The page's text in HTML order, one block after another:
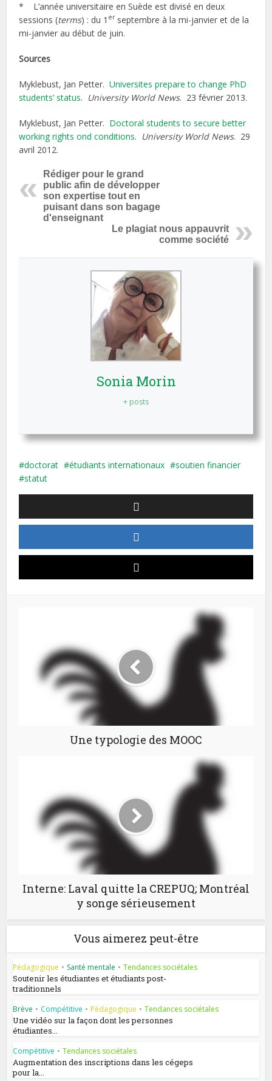
* L’année universitaire en Suède est divisé en deux
sessions (terms) : du 1 erseptembre à la mi-janvier et de la
mi-janvier au début de juin.
Sources
Myklebust, Jan Petter.Universites prepare to change PhD
students’ status. University World News. 23 février 2013.
Myklebust, Jan Petter. Doctoral students to secure better
working rights ond conditions. University World News. 29
avril 2012.
Rédiger pour le grand
public afin de développer
son expertise tout en
puisant dans son bagage
d'enseignant
Le plagiat nous appauvrit
comme société
Sonia Morin
+ posts
doctorat étudiants internationaux
soutien financier
statut
Une typologie des MOOC
Interne: Laval quitte la CREPUQ; Montréal
y songe sérieusement
Vous aimerez peut-être
Pédagogique • Santé mentale • Tendances sociétales
Soutenir les étudiantes et étudiants post-
traditionnels
Brève • Compétitive • Pédagogique • Tendances sociétales
Une vidéo sur la façon dont les personnes
étudiantes...
Compétitive • Tendances sociétales
Augmentation des inscriptions dans les cégeps
pour la...